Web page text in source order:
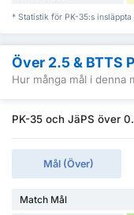
* Statistik för PK-35:s
Över 2.5 & BTTS
Hur många mål i denna
PK-35 och JäPS över
Mål (Över)
Match Mål